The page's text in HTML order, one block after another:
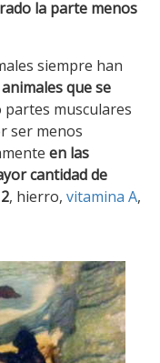
la parte menos
siempre han
que se
partes musculares
ser menos
en las
cantidad de
, hierro, vitamina A,